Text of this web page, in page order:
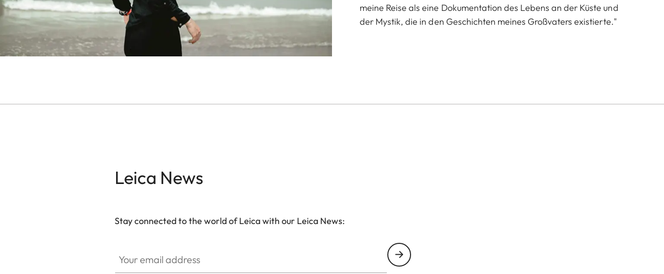
meine Reise als eine Dokumentation des Lebens an der Küste und
der Mystik, die in den Geschichten meines Großvaters existierte."
Leica News
Stay connected to the world of Leica with our Leica News: